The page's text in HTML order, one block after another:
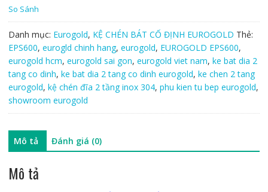
cố
định
EPS600
lượng
So Sánh
Danh mục: Eurogold, KỆ CHÉN BÁT CỐ ĐỊNH EUROGOLD Thẻ:
EPS600, eurogld chinh hang, eurogold, EUROGOLD EPS600,
eurogold hcm, eurogold sai gon, eurogold viet nam, ke bat dia 2
tang co dinh, ke bat dia 2 tang co dinh eurogold, ke chen 2 tang
eurogold, kệ chén đĩa 2 tầng inox 304, phu kien tu bep eurogold,
showroom eurogold
Mô tả Đánh giá (0)
Mô tả